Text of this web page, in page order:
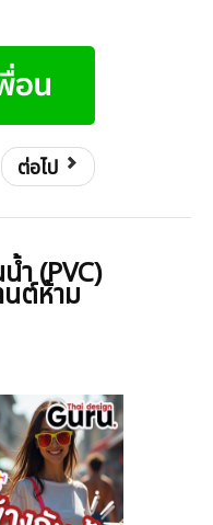
ต่อไป
ำ (PVC)
ต์ห้าม